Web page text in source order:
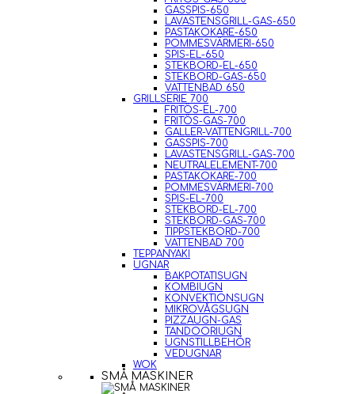
GASSPIS-650
LAVASTENSGRILL-GAS-650
PASTAKOKARE-650
POMMESVÄRMERI-650
SPIS-EL-650
STEKBORD-EL-650
STEKBORD-GAS-650
VATTENBAD 650
GRILLSERIE 700
FRITÖS-EL-700
FRITÖS-GAS-700
GALLER-VATTENGRILL-700
GASSPIS-700
LAVASTENSGRILL-GAS-700
NEUTRALELEMENT-700
PASTAKOKARE-700
POMMESVÄRMERI-700
SPIS-EL-700
STEKBORD-EL-700
STEKBORD-GAS-700
TIPPSTEKBORD-700
VATTENBAD 700
TEPPANYAKI
UGNAR
BAKPOTATISUGN
KOMBIUGN
KONVEKTIONSUGN
MIKROVÅGSUGN
PIZZAUGN-GAS
TANDOORIUGN
UGNSTILLBEHÖR
VEDUGNAR
WOK
SMÅ MASKINER